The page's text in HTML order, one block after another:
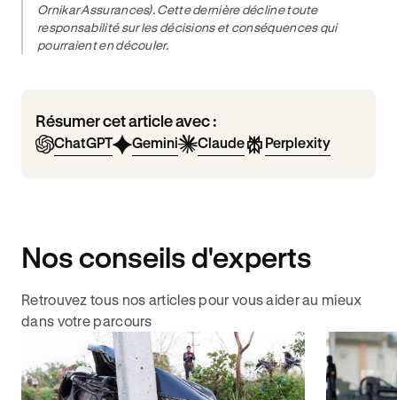
Ornikar Assurances). Cette dernière décline toute
responsabilité sur les décisions et conséquences qui
pourraient en découler.
Résumer cet article avec :
ChatGPT Gemini Claude Perplexity
Nos conseils d'experts
Retrouvez tous nos articles pour vous aider au mieux
dans votre parcours